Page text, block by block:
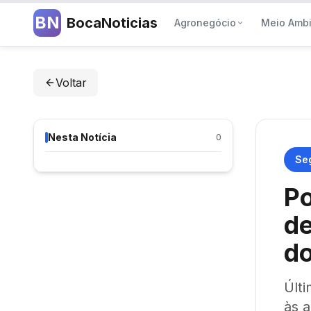
BN BocaNoticias Agronegócio Meio
Voltar
Nesta Notícia 0
às